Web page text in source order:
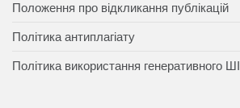
Положення про відкликання публікацій
Політика антиплагіату
Політика використання генеративного ШІ